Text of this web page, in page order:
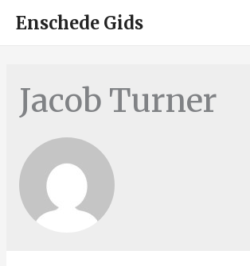
Enschede Gids
Jacob Turner